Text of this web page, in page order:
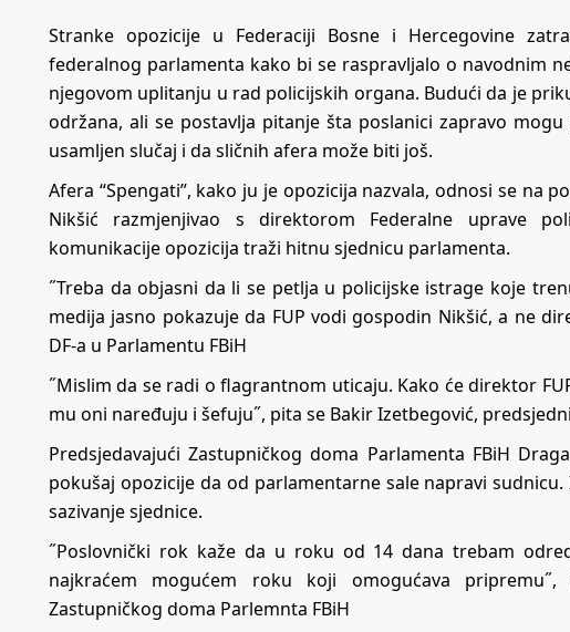
Stranke opozicije u Federaciji Bosne i Hercegovine
federalnog parlamenta kako bi se raspravljalo o navodnim
njegovom uplitanju u rad policijskih organa. Budući da je
održana, ali se postavlja pitanje šta poslanici zapravo
usamljen slučaj i da sličnih afera može biti još.
Afera “Spengati”, kako ju je opozicija nazvala, odnosi se na
Nikšić razmjenjivao s direktorom Federalne uprave
komunikacije opozicija traži hitnu sjednicu parlamenta.
˝Treba da objasni da li se petlja u policijske istrage koje
medija jasno pokazuje da FUP vodi gospodin Nikšić, a ne
DF-a u Parlamentu FBiH
˝Mislim da se radi o flagrantnom uticaju. Kako će direktor
mu oni naređuju i šefuju˝, pita se Bakir Izetbegović,
Predsjedavajući Zastupničkog doma Parlamenta FBiH
pokušaj opozicije da od parlamentarne sale napravi
sazivanje sjednice.
˝Poslovnički rok kaže da u roku od 14 dana trebam
najkraćem mogućem roku koji omogućava
Zastupničkog doma Parlemnta FBiH